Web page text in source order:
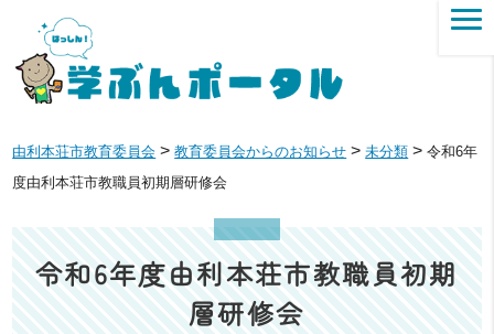
由利本荘市教育委員会 >教育委員会からのお知らせ >未分類 >令和6年
度由利本荘市教職員初期層研修会
令和6年度由利本荘市教職員初期
層研修会